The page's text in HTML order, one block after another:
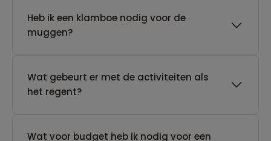
Heb ik een klamboe nodig voor de
muggen?
Wat gebeurt er met de activiteiten als
het regent?
Wat voor budget heb ik nodig voor een